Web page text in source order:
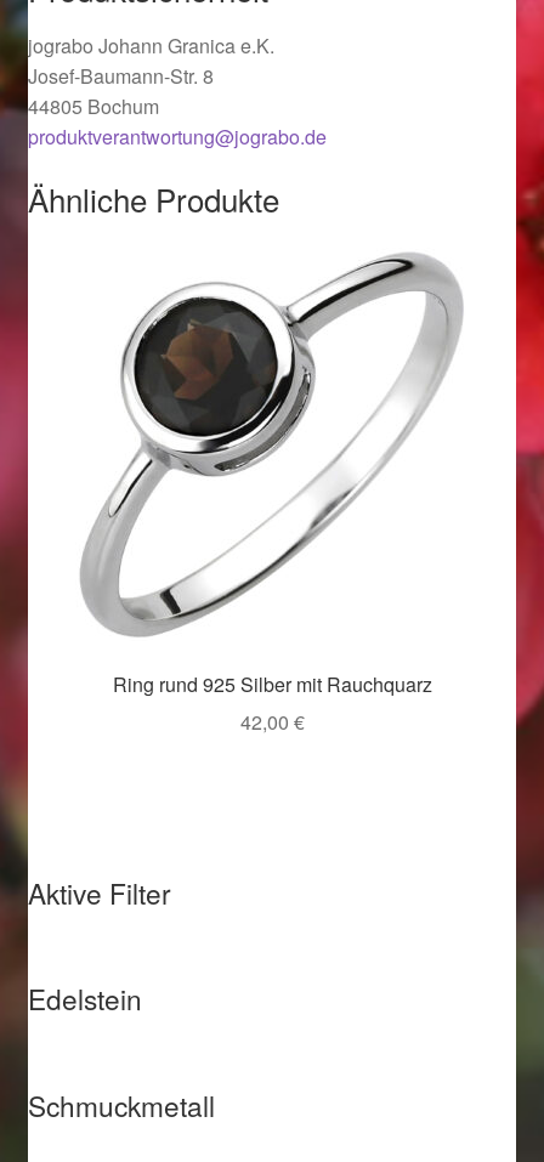
Valentinstag 2016
Valentinstag Geschenke
Vertrag widerrufen
Weihnachtsangebote 2015
Weihnachtsangebote 2016
Weihnachtsangebote 2017
Weihnachtsangebote 2018
Weihnachtsangebote 2019
Weihnachtsangebote 2020
Weihnachtsangebote 2021
Woocommerce Predictive Search
jograbo Johann Granica e.K.
Josef-Baumann-Str. 8
44805 Bochum
produktverantwortung@jograbo.de
Ähnliche Produkte
Ring rund 925 Silber mit Rauchquarz
42,00 €
Aktive Filter
Edelstein
Schmuckmetall